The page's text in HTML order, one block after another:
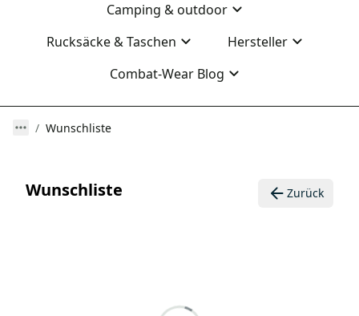
Camping & outdoor
Rucksäcke & Taschen
Hersteller
Combat-Wear Blog
Wunschliste
Wunschliste Zurück